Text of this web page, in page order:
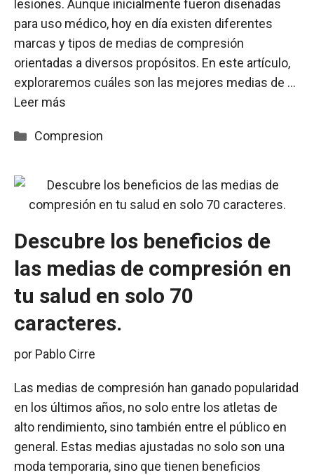
lesiones. Aunque inicialmente fueron diseñadas
para uso médico, hoy en día existen diferentes
marcas y tipos de medias de compresión
orientadas a diversos propósitos. En este artículo,
exploraremos cuáles son las mejores medias de …
Leer más
Categorías
Compresion
Descubre los beneficios de
las medias de compresión en
tu salud en solo 70
caracteres.
por Pablo Cirre
Las medias de compresión han ganado popularidad
en los últimos años, no solo entre los atletas de
alto rendimiento, sino también entre el público en
general. Estas medias ajustadas no solo son una
moda temporaria, sino que tienen beneficios